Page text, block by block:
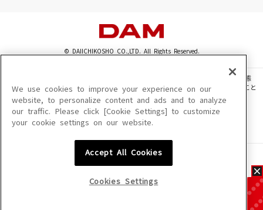
© DAIICHIKOSHO CO.,LTD. All Rights Reserved.
このサイトに掲載されている一切の文章・画像・写真・動画・音声等を、手段や形態
を問わず、著作権法の定める範囲を超えて無断で複製、転載、ファイル化などすること
を禁じます。
楽曲及びコンテンツは、機種によりご利用いただけない場合があります。
楽曲及びコンテンツの配信日、配信内容が変更になる場合があります。
We use cookies to improve your experience on our
website, to personalize content and ads and to analyze
our traffic. Please click [Cookie Settings] to customize
your cookie settings on our website.
Accept All Cookies
Cookies Settings